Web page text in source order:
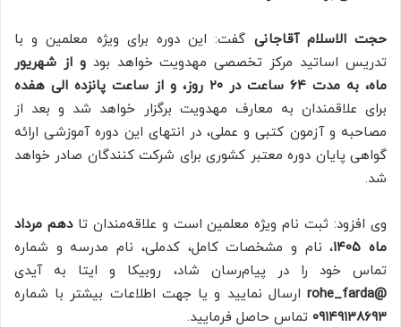
حجت الاسلام آقاجانی گفت: این دوره برای ویژه معلمین و با
تدریس اساتید مرکز تخصصی مهدویت خواهد بودو از شهریور
ماه، به مدت ۶۴ ساعت در ۲۰ روز، و از ساعت پانزده الی هفده
برای علاقمندان به معارف مهدویت برگزار خواهد شد و بعد از
مصاحبه و آزمون کتبی و عملی، در انتهای این دوره آموزشی ارائه
گواهی پایان دوره معتبر کشوری برای شرکت کنندگان صادر خواهد
شد.
وی افزود: ثبت نام ویژه معلمین است و علاقه‌مندان تادهم مرداد
ماه ۱۴۰۵
، نام و مشخصات کامل، کدملی، نام مدرسه و شماره
تماس خود را در پیام‌رسان شاد، روبیکا و ایتا به آیدی
@rohe_farda
ارسال نمایید و یا جهت اطلاعات بیشتر با شماره
۰۹۱۴۹۱۳۸۶۹۳ تماس حاصل فرمایید.